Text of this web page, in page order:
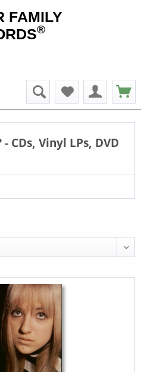
FAMILY
®
- CDs, Vinyl LPs, DVD